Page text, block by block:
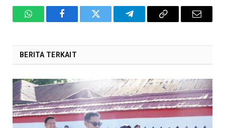
WhatsAppFacebookTwitter TelegramCopy
Email
BERITA TERKAIT